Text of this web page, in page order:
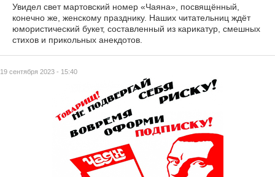
19 сентября 2023 - 15:40
Увидел свет мартовский номер «Чаяна», посвящённый,
конечно же, женскому празднику. Наших читательниц ждёт
юмористический букет, составленный из карикатур, смешных
стихов и прикольных анекдотов.